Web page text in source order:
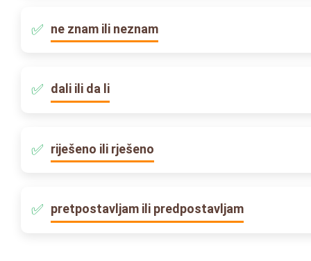
ne znam ili neznam
dali ili da li
riješeno ili rješeno
pretpostavljam ili predpostavljam